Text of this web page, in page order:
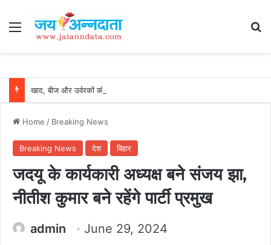
Menu
Home / Breaking News
Breaking News देश बिहार
जदयू के कार्यकारी अध्यक्ष बने संजय झा,
नीतीश कुमार बने रहेंगे पार्टी प्रमुख
admin
June 29, 2024